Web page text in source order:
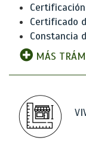
Certificado
Constancia
MÁS